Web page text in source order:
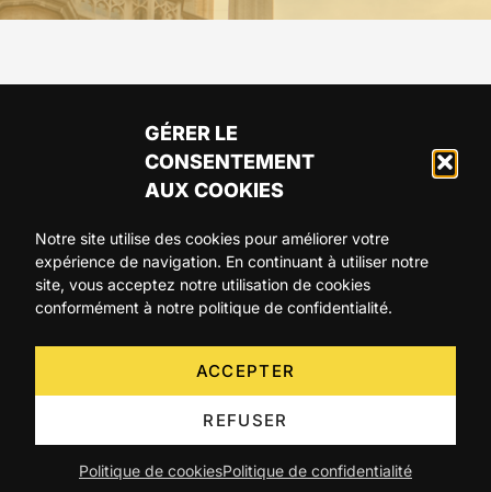
GÉRER LE
CONSENTEMENT
AUX COOKIES
Notre site utilise des cookies pour améliorer votre
expérience de navigation. En continuant à utiliser notre
site, vous acceptez notre utilisation de cookies
conformément à notre politique de confidentialité.
ACCEPTER
REFUSER
Politique de cookiesPolitique de confidentialité
ARTICLES AGENDA A PROPOS